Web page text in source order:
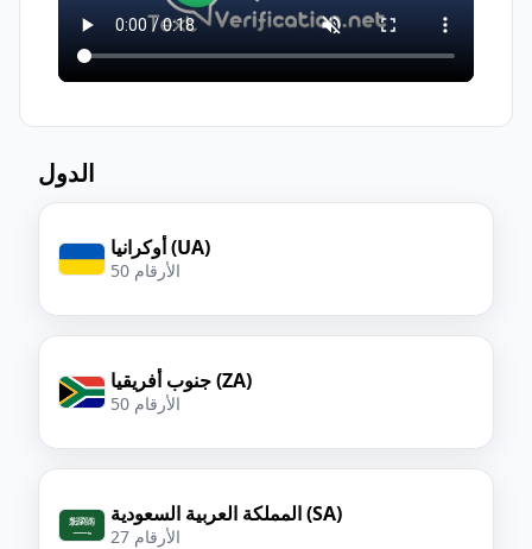
الدول
أوكرانيا (UA)
50 الأرقام
جنوب أفريقيا (ZA)
50 الأرقام
المملكة العربية السعودية (SA)
27 الأرقام